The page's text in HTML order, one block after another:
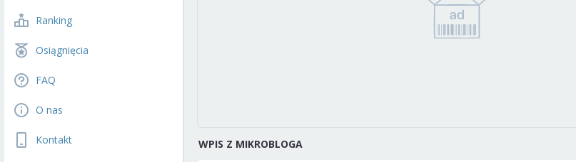
Ranking
Osiągnięcia
FAQ
O nas
Kontakt WPIS Z MIKROBLOGA